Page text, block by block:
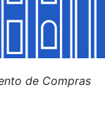
de Compras